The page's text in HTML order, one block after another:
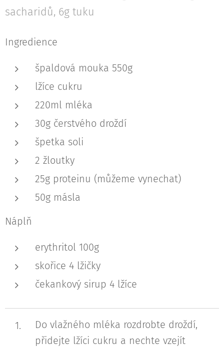
sacharidů, 6g tuku
Ingredience
špaldová mouka 550g
lžíce cukru
220ml mléka
30g čerstvého droždí
špetka soli
2 žloutky
25g proteinu (můžeme vynechat)
50g másla
Náplň
erythritol 100g
skořice 4 lžičky
čekankový sirup 4 lžíce
Do vlažného mléka rozdrobte droždí,
přidejte lžíci cukru a nechte vzejít